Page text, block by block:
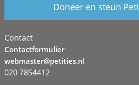
Doneer en steun
Contact
Contactformulier
webmaster@petities.nl
020 7854412